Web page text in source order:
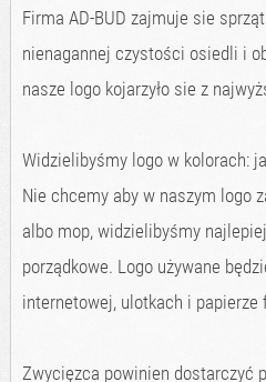
Firma AD-BUD zajmuje sie
nienagannej czystości osiedli i
nasze logo kojarzyło sie z
Widzielibyśmy logo w kolorach:
Nie chcemy aby w naszym logo
albo mop, widzielibyśmy
porządkowe. Logo używane
internetowej, ulotkach i papierze
Zwycięzca powinien dostarczyć